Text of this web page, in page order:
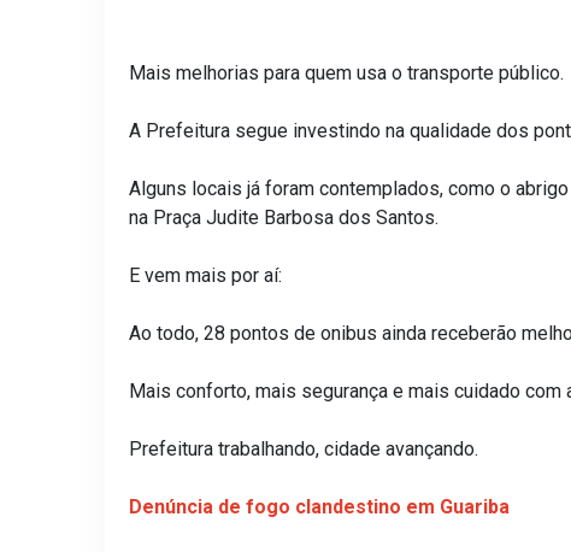
Mais melhorias para quem usa o transporte público.
A Prefeitura segue investindo na qualidade dos
Alguns locais já foram contemplados, como o
na Praça Judite Barbosa dos Santos.
E vem mais por aí:
Ao todo, 28 pontos de onibus ainda receberão
Mais conforto, mais segurança e mais cuidado com
Prefeitura trabalhando, cidade avançando.
Denúncia de fogo clandestino em Guariba